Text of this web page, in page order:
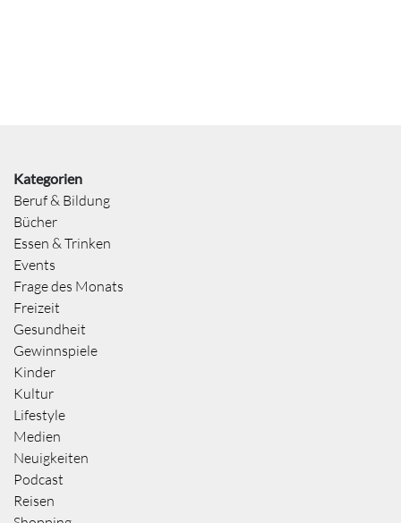
Kategorien
Beruf & Bildung
Bücher
Essen & Trinken
Events
Frage des Monats
Freizeit
Gesundheit
Gewinnspiele
Kinder
Kultur
Lifestyle
Medien
Neuigkeiten
Podcast
Reisen